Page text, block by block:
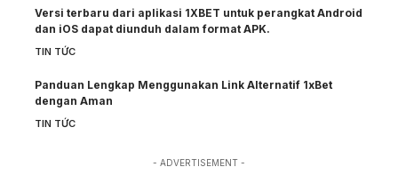
Versi terbaru dari aplikasi 1XBET untuk perangkat Android
dan iOS dapat diunduh dalam format APK.
TIN TỨC
Panduan Lengkap Menggunakan Link Alternatif 1xBet
dengan Aman
TIN TỨC
- ADVERTISEMENT -